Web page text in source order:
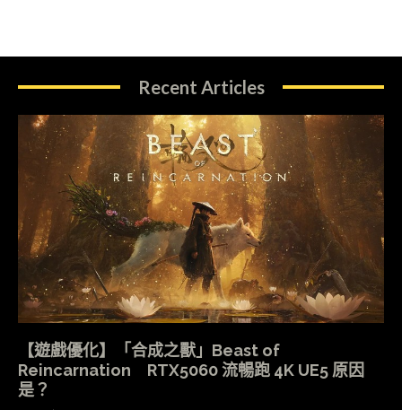
Recent Articles
【遊戲優化】「合成之獸」Beast of
Reincarnation RTX5060 流暢跑 4K UE5 原因
是？